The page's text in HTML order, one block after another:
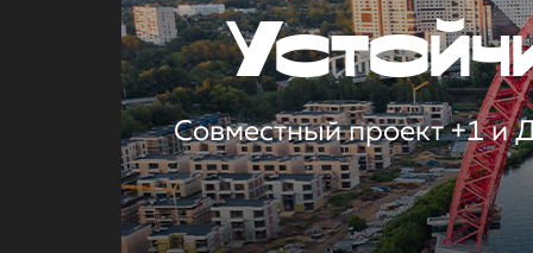
Совместный проект +1 и